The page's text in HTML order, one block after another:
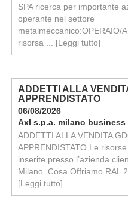
SPA ricerca per importante
operante nel settore
metalmeccanico:OPERAIO/
risorsa ... [Leggi tutto]
ADDETTI ALLA
APPRENDISTATO
06/08/2026
Axl s.p.a. milano
ADDETTI ALLA VENDITA
APPRENDISTATO Le
inserite presso l’azienda
Milano. Cosa Offriamo RAL
[Leggi tutto]